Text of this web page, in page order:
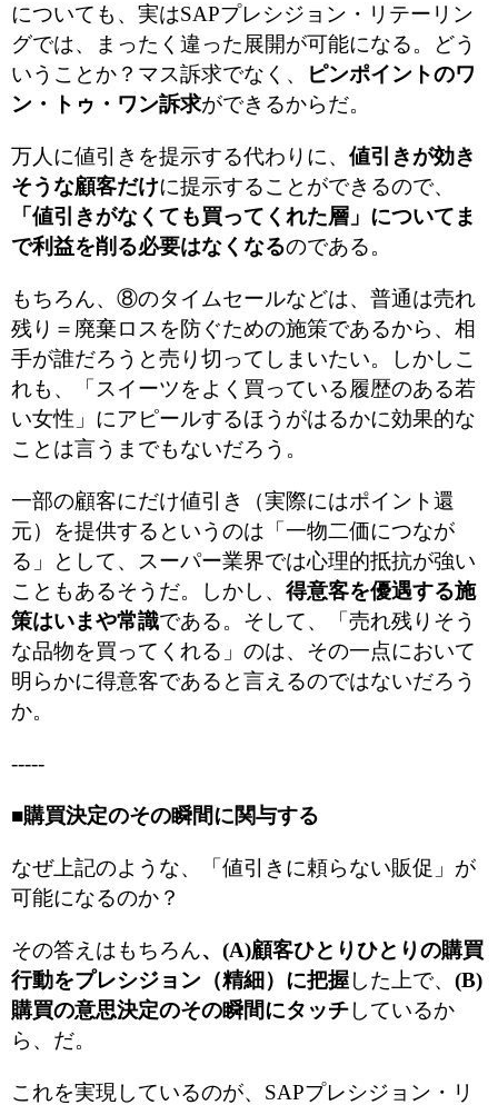
についても、実はSAPプレシジョン・リテーリン
グでは、まったく違った展開が可能になる。どう
いうことか？マス訴求でなく、
ピンポイントのワ
ン・トゥ・ワン訴求ができるからだ。
万人に値引きを提示する代わりに、 値引きが効き
そうな顧客だけに提示することができるので、
「値引きがなくても買ってくれた層」についてま
で利益を削る必要はなくなるのである。
もちろん、⑧のタイムセールなどは、普通は売れ
残り＝廃棄ロスを防ぐための施策であるから、相
手が誰だろうと売り切ってしまいたい。しかしこ
れも、「スイーツをよく買っている履歴のある若
い女性」にアピールするほうがはるかに効果的な
ことは言うまでもないだろう。
一部の顧客にだけ値引き（実際にはポイント還
元）を提供するというのは「一物二価につなが
る」として、スーパー業界では心理的抵抗が強い
こともあるそうだ。しかし、 得意客を優遇する施
策はいまや常識である。そして、「売れ残りそう
な品物を買ってくれる」のは、その一点において
明らかに得意客であると言えるのではないだろう
か。
-----
■購買決定のその瞬間に関与する
なぜ上記のような、「値引きに頼らない販促」が
可能になるのか？
その答えはもちろん、(A)顧客ひとりひとりの購買
行動をプレシジョン（精細）に把握した上で、 (B)
購買の意思決定のその瞬間にタッチしているか
ら、だ。
これを実現しているのが、SAPプレシジョン・リ